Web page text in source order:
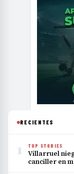
RECIENTES
1 TOP STORIES
Villarruel
canciller en